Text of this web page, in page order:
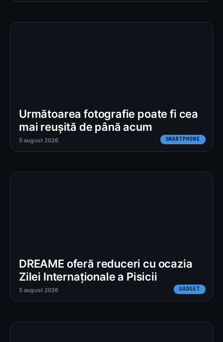
Următoarea fotografie poate fi cea
mai reușită de până acum
SMARTPHONE
5 august 2026
DREAME oferă reduceri cu ocazia
Zilei Internaționale a Pisicii
GADGET
5 august 2026